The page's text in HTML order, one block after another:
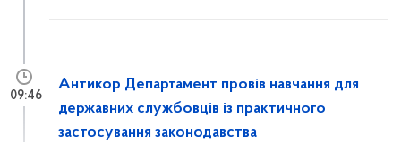
Антикор Департамент провів навчання для
державних службовців із практичного
застосування законодавства
09:46